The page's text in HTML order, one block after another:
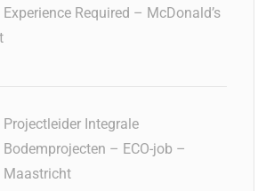
Experience Required – McDonald’s
Projectleider Integrale
Bodemprojecten – ECO-job –
Maastricht